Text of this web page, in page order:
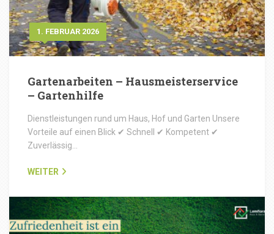
1. FEBRUAR 2026
Gartenarbeiten – Hausmeisterservice
– Gartenhilfe
Dienstleistungen rund um Haus, Hof und Garten Unsere
Vorteile auf einen Blick ✔ Schnell ✔ Kompetent ✔
Zuverlässig…
WEITER